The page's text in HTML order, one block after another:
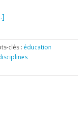
clés : éducation